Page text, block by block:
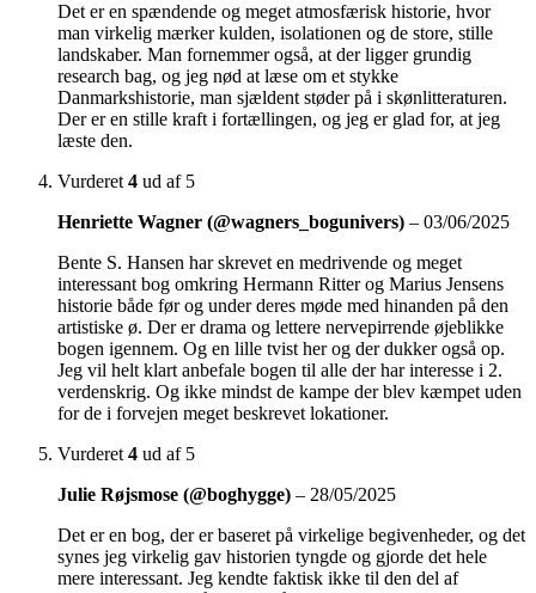
Det er en spændende og meget atmosfærisk historie, hvor
man virkelig mærker kulden, isolationen og de store, stille
landskaber. Man fornemmer også, at der ligger grundig
research bag, og jeg nød at læse om et stykke
Danmarkshistorie, man sjældent støder på i skønlitteraturen.
Der er en stille kraft i fortællingen, og jeg er glad for, at jeg
læste den.
Vurderet 4 ud af 5
Henriette Wagner (@wagners_bogunivers) – 03/06/2025
Bente S. Hansen har skrevet en medrivende og meget
interessant bog omkring Hermann Ritter og Marius Jensens
historie både før og under deres møde med hinanden på den
artistiske ø. Der er drama og lettere nervepirrende øjeblikke
bogen igennem. Og en lille tvist her og der dukker også op.
Jeg vil helt klart anbefale bogen til alle der har interesse i 2.
verdenskrig. Og ikke mindst de kampe der blev kæmpet uden
for de i forvejen meget beskrevet lokationer.
Vurderet 4 ud af 5
Julie Røjsmose (@boghygge) – 28/05/2025
Det er en bog, der er baseret på virkelige begivenheder, og det
synes jeg virkelig gav historien tyngde og gjorde det hele
mere interessant. Jeg kendte faktisk ikke til den del af